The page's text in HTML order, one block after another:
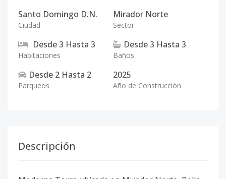
Santo Domingo D.N.
Ciudad
Mirador Norte
Sector
Desde3 Hasta 3
Habitaciones
Desde3 Hasta 3
Baños
Desde 2 Hasta 2
Parqueos
2025
Año de Construcción
Descripción